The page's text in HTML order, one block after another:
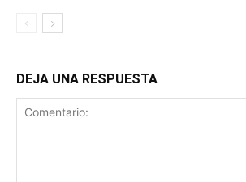
DEJA UNA RESPUESTA